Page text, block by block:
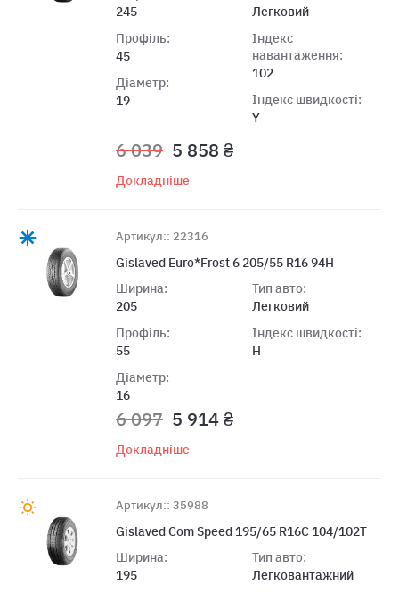
245
Профіль:
45
Діаметр:
19
Легковий
Індекс
навантаження:
102
Індекс швидкості:
Y
6 039 5 858 ₴
Докладніше
Артикул:: 22316
Gislaved Euro*Frost 6 205/55 R16 94H
Ширина:
205
Профіль:
55
Діаметр:
16
Тип авто:
Легковий
Індекс швидкості:
H
6 097 5 914 ₴
Докладніше
Артикул:: 35988
Gislaved Com Speed 195/65 R16C 104/102T
Ширина:
195
Тип авто:
Легковантажний